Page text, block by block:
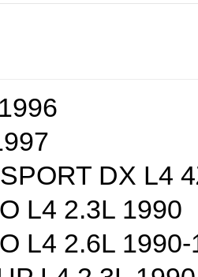
DX L4
L4 2.3L 1990
L4 2.6L